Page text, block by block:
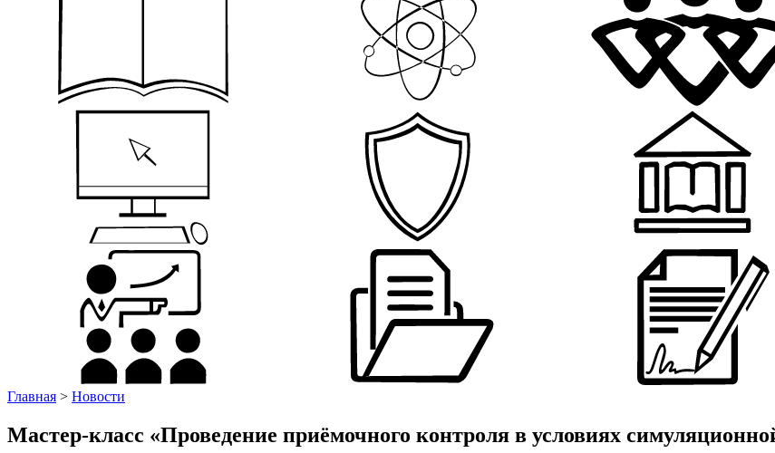
Главная > Новости
Мастер-класс «Проведение приёмочного контроля в условиях